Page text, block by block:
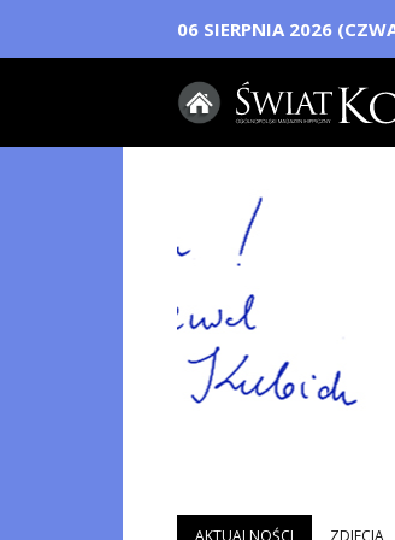
06 SIERPNIA 2026
AKTUALNOŚCI ZDJECIA